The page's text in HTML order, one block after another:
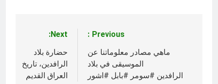
المقالات
Previous:
ماهي مصادر معلوماتنا عن
الموسيقى في بلاد
الرافدين #سومر #بابل #اشور
Next:
حضارة بلاد
الرافدين، تاريخ
العراق القديم